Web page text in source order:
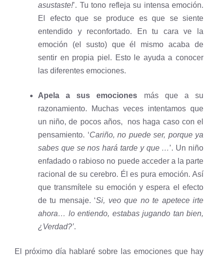
asustaste!’. Tu tono refleja su intensa emoción.
El efecto que se produce es que se siente
entendido y reconfortado. En tu cara ve la
emoción (el susto) que él mismo acaba de
sentir en propia piel. Esto le ayuda a conocer
las diferentes emociones.
Apela a sus emociones más que a su
razonamiento. Muchas veces intentamos que
un niño, de pocos años, nos haga caso con el
pensamiento. ‘Cariño, no puede ser, porque ya
sabes que se nos hará tarde y que …’. Un niño
enfadado o rabioso no puede acceder a la parte
racional de su cerebro. Él es pura emoción. Así
que transmítele su emoción y espera el efecto
de tu mensaje. ‘Si, veo que no te apetece irte
ahora… lo entiendo, estabas jugando tan bien,
¿Verdad?’.
El próximo día hablaré sobre las emociones que hay